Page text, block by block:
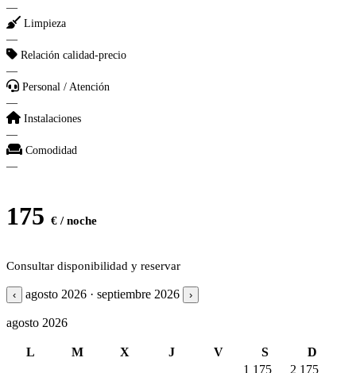
—
Limpieza
—
Relación calidad-precio
—
Personal / Atención
—
Instalaciones
—
Comodidad
—
175 € / noche
Consultar disponibilidad y reservar
‹ agosto 2026 · septiembre 2026 ›
agosto 2026
L M X J V S
D
1 175 2 175